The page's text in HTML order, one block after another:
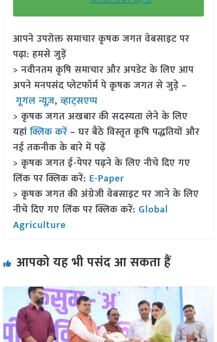
आपने उपरोक्त समाचार कृषक जगत वेबसाइट पर
पढ़ा: हमसे जुड़ें
> नवीनतम कृषि समाचार और अपडेट के लिए आप
अपने मनपसंद प्लेटफॉर्म पे कृषक जगत से जुड़े –
गूगल न्यूज़,व्हाट्सएप्प
> कृषक जगत अखबार की सदस्यता लेने के लिए
यहांक्लिक करें– घर बैठे विस्तृत कृषि पद्धतियों और
नई तकनीक के बारे में पढ़ें
> कृषक जगत ई-पेपर पढ़ने के लिए नीचे दिए गए
लिंक पर क्लिक करें: E-Paper
> कृषक जगत की अंग्रेजी वेबसाइट पर जाने के लिए
नीचे दिए गए लिंक पर क्लिक करें: Global
Agriculture
आपको यह भी पसंद आ सकता हैं